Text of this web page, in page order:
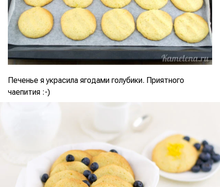
Печенье я украсила ягодами голубики. Приятного
чаепития :-)